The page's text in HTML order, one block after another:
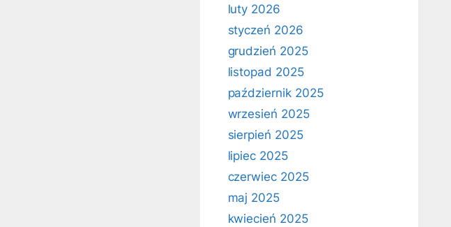
luty 2026
styczeń 2026
grudzień 2025
listopad 2025
październik 2025
wrzesień 2025
sierpień 2025
lipiec 2025
czerwiec 2025
maj 2025
kwiecień 2025